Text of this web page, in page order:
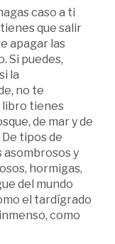
caso a ti
que salir
apagar las
Si puedes,
la
no te
libro tienes
de mar y de
tipos de
asombrosos y
hormigas,
del mundo
el tardígrado
como